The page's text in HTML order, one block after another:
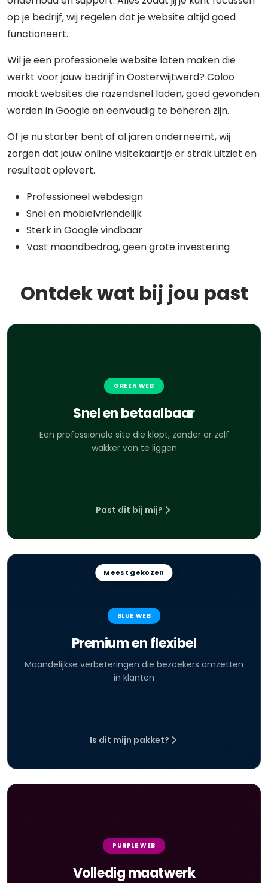
op je bedrijf, wij regelen dat je website altijd goed
functioneert.
Wil je een professionele website laten maken die
werkt voor jouw bedrijf in Oosterwijtwerd? Coloo
maakt websites die razendsnel laden, goed gevonden
worden in Google en eenvoudig te beheren zijn.
Of je nu starter bent of al jaren onderneemt, wij
zorgen dat jouw online visitekaartje er strak uitziet en
resultaat oplevert.
Professioneel webdesign
Snel en mobielvriendelijk
Sterk in Google vindbaar
Vast maandbedrag, geen grote investering
Ontdek wat bij jou past
GREEN WEB
Snel en betaalbaar
Een professionele site die klopt, zonder er zelf
wakker van te liggen
Past dit bij mij?
Meest gekozen
BLUE WEB
Premium en flexibel
Maandelijkse verbeteringen die bezoekers omzetten
in klanten
Is dit mijn pakket?
PURPLE WEB
Volledig maatwerk